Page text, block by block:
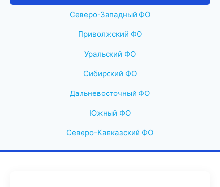
Северо-Западный ФО
Приволжский ФО
Уральский ФО
Сибирский ФО
Дальневосточный ФО
Южный ФО
Северо-Кавказский ФО